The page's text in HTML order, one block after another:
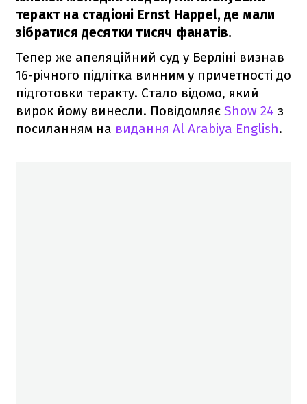
теракт на стадіоні Ernst Happel, де мали
зібратися десятки тисяч фанатів.
Тепер же апеляційний суд у Берліні визнав
16-річного підлітка винним у причетності до
підготовки теракту. Стало відомо, який
вирок йому винесли. Повідомляє Show 24 з
посиланням на видання Al Arabiya English.